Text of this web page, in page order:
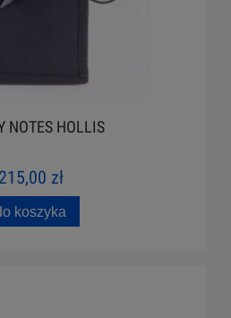
NOTES HOLLIS
215,00 zł
koszyka